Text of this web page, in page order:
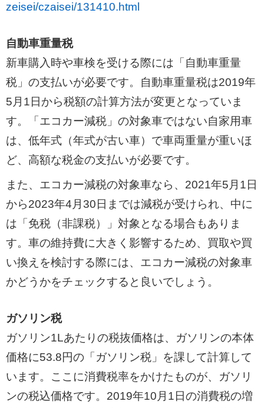
zeisei/czaisei/131410.html
自動車重量税
新車購入時や車検を受ける際には「自動車重量
税」の支払いが必要です。自動車重量税は2019年
5月1日から税額の計算方法が変更となっていま
す。「エコカー減税」の対象車ではない自家用車
は、低年式（年式が古い車）で車両重量が重いほ
ど、高額な税金の支払いが必要です。
また、エコカー減税の対象車なら、2021年5月1日
から2023年4月30日までは減税が受けられ、中に
は「免税（非課税）」対象となる場合もありま
す。車の維持費に大きく影響するため、買取や買
い換えを検討する際には、エコカー減税の対象車
かどうかをチェックすると良いでしょう。
ガソリン税
ガソリン1Lあたりの税抜価格は、ガソリンの本体
価格に53.8円の「ガソリン税」を課して計算して
います。ここに消費税率をかけたものが、ガソリ
ンの税込価格です。2019年10月1日の消費税の増